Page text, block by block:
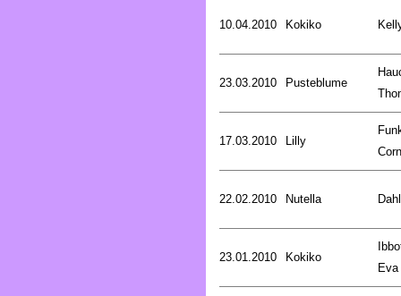
10.04.2010 Kokiko
23.03.2010 Pusteblume
17.03.2010 Lilly
22.02.2010 Nutella
23.01.2010 Kokiko
Eva